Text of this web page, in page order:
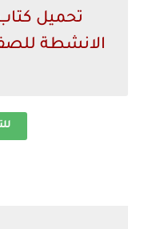
تحميل كتاب